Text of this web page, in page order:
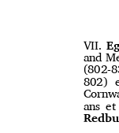
VII.
and
(802-
802)
ans